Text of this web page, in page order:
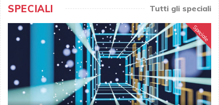
SPECIALI Tutti gli speciali
Speciale